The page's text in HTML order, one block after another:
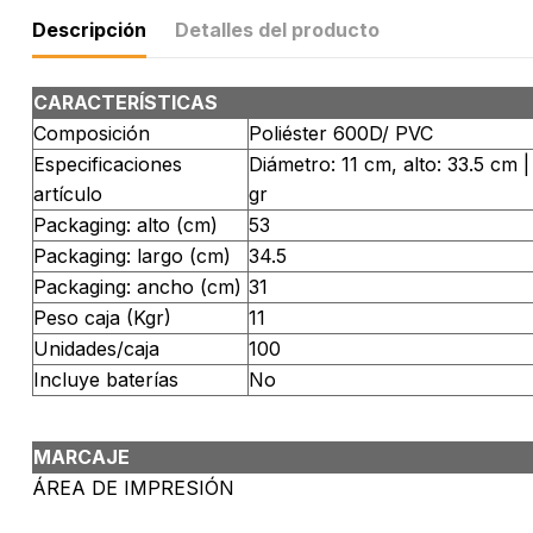
Descripción Detalles del producto
CARACTERÍSTICAS
Composición
Poliéster 600D/ PVC
Especificaciones
artículo
Diámetro: 11 cm, alto: 33.5 cm
gr
Packaging: alto (cm)
53
Packaging: largo (cm)
34.5
Packaging: ancho (cm) 31
Peso caja (Kgr)
11
Unidades/caja
100
Incluye baterías
No
MARCAJE
ÁREA DE IMPRESIÓN